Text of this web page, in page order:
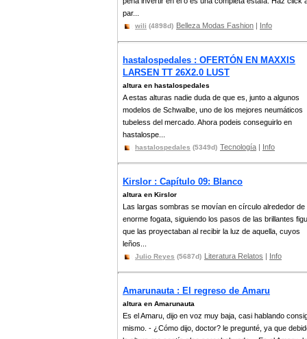
par...
wili (4898d) Belleza Modas Fashion | Info
hastalospedales : OFERTÓN EN MAXXIS
LARSEN TT 26X2.0 LUST
altura en hastalospedales
A estas alturas nadie duda de que es, junto a algunos
modelos de Schwalbe, uno de los mejores neumáticos
tubeless del mercado. Ahora podeis conseguirlo en
hastalospe...
hastalospedales (5349d) Tecnología | Info
Kirslor : Capítulo 09: Blanco
altura en Kirslor
Las largas sombras se movían en círculo alrededor de
enorme fogata, siguiendo los pasos de las brillantes
que las proyectaban al recibir la luz de aquella, cuyos
leños...
Julio Reyes (5687d) Literatura Relatos | Info
Amarunauta : El regreso de Amaru
altura en Amarunauta
Es el Amaru, dijo en voz muy baja, casi hablando
mismo. - ¿Cómo dijo, doctor? le pregunté, ya que